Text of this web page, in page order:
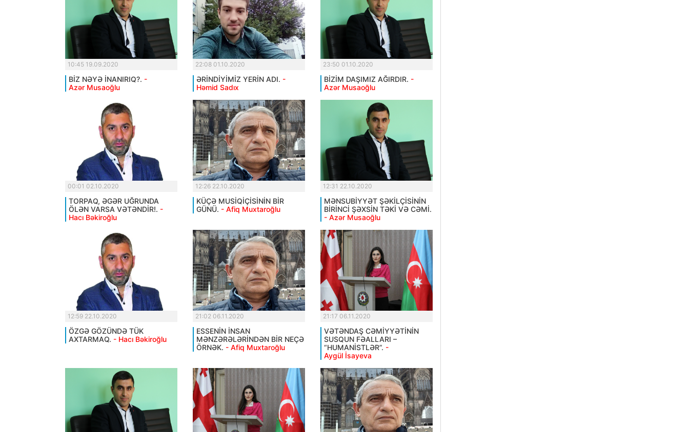
10:45 19.09.2020
BİZ NƏYƏ İNANIRIQ?. -
Azər Musaoğlu
22:08 01.10.2020
ƏRİNDİYİMİZ YERİN ADI. -
Həmid Sadıx
23:50 01.10.2020
BİZİM DAŞIMIZ AĞIRDIR. -
Azər Musaoğlu
00:01 02.10.2020
TORPAQ, ƏGƏR UĞRUNDA
ÖLƏN VARSA VƏTƏNDİR!. -
Hacı Bəkiroğlu
12:26 22.10.2020
KÜÇƏ MUSİQİÇİSİNİN BİR
GÜNÜ. - Afiq Muxtaroğlu
12:31 22.10.2020
MƏNSUBİYYƏT ŞƏKİLÇİSİNİN
BİRİNCİ ŞƏXSİN TƏKİ VƏ CƏMİ.
- Azər Musaoğlu
12:59 22.10.2020
ÖZGƏ GÖZÜNDƏ TÜK
AXTARMAQ. - Hacı Bəkiroğlu
21:02 06.11.2020
ESSENİN İNSAN
MƏNZƏRƏLƏRİNDƏN BİR NEÇƏ
ÖRNƏK. - Afiq Muxtaroğlu
21:17 06.11.2020
VƏTƏNDAŞ CƏMİYYƏTİNİN
SUSQUN FƏALLARI –
“HUMANİSTLƏR”. -
Aygül İsayeva